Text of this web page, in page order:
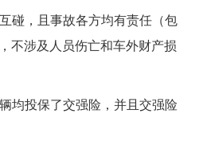
碰，且事故各方均有责任（包
不涉及人员伤亡和车外财产损
均投保了交强险，并且交强险